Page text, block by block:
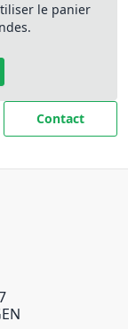
le panier
Contact